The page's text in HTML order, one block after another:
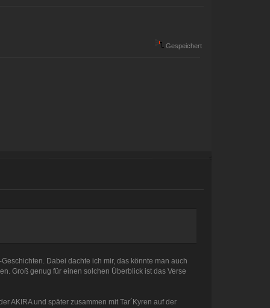
Gespeichert
Dabei dachte ich mir, das könnte man auch
Groß genug für einen solchen Überblick ist das Verse
AKIRA und später zusammen mit Tar´Kyren auf der